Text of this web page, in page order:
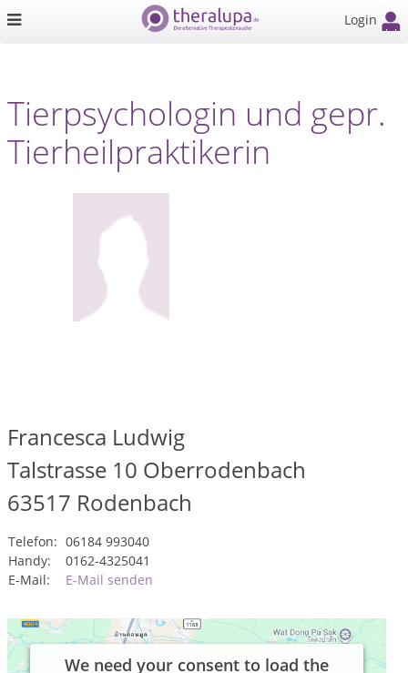
Login
Tierpsychologin und gepr.
Tierheilpraktikerin
Francesca Ludwig
Talstrasse 10 Oberrodenbach
63517 Rodenbach
Telefon: 06184 993040
Handy:
0162-4325041
E-Mail:
E-Mail senden
We need your consent to load the